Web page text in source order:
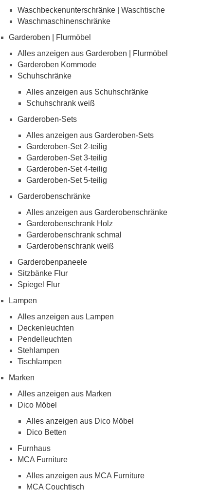
Waschbeckenunterschränke | Waschtische
Waschmaschinenschränke
Garderoben | Flurmöbel
Alles anzeigen aus Garderoben | Flurmöbel
Garderoben Kommode
Schuhschränke
Alles anzeigen aus Schuhschränke
Schuhschrank weiß
Garderoben-Sets
Alles anzeigen aus Garderoben-Sets
Garderoben-Set 2-teilig
Garderoben-Set 3-teilig
Garderoben-Set 4-teilig
Garderoben-Set 5-teilig
Garderobenschränke
Alles anzeigen aus Garderobenschränke
Garderobenschrank Holz
Garderobenschrank schmal
Garderobenschrank weiß
Garderobenpaneele
Sitzbänke Flur
Spiegel Flur
Lampen
Alles anzeigen aus Lampen
Deckenleuchten
Pendelleuchten
Stehlampen
Tischlampen
Marken
Alles anzeigen aus Marken
Dico Möbel
Alles anzeigen aus Dico Möbel
Dico Betten
Furnhaus
MCA Furniture
Alles anzeigen aus MCA Furniture
MCA Couchtisch